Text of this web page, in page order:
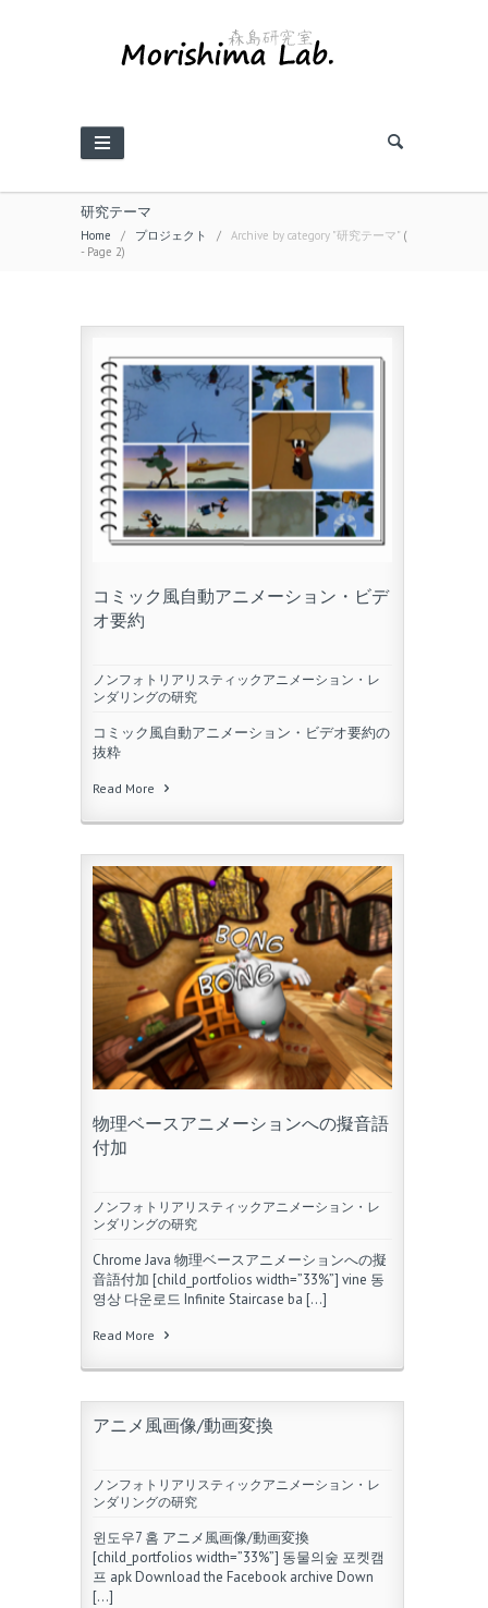
研究テーマ
Home / プロジェクト / Archive by category "研究テーマ" (
- Page 2)
コミック風自動アニメーション・ビデ
オ要約
ノンフォトリアリスティックアニメーション・レ
ンダリングの研究
コミック風自動アニメーション・ビデオ要約の
抜粋
Read More
物理ベースアニメーションへの擬音語
付加
ノンフォトリアリスティックアニメーション・レ
ンダリングの研究
Chrome Java 物理ベースアニメーションへの擬
音語付加 [child_portfolios width=”33%”] vine 동
영상 다운로드 Infinite Staircase ba […]
Read More
アニメ風画像/動画変換
ノンフォトリアリスティックアニメーション・レ
ンダリングの研究
윈도우7 홈 アニメ風画像/動画変換
[child_portfolios width=”33%”] 동물의숲 포켓캠
프 apk Download the Facebook archive Down
[…]